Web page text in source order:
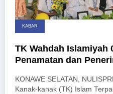
KABAR
TK Wahdah Islamiyah
Penamatan dan
KONAWE SELATAN,
Kanak-kanak (TK) Islam